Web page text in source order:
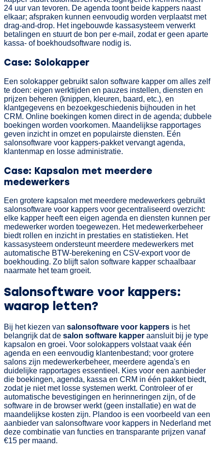
24 uur van tevoren. De agenda toont beide kappers naast
elkaar; afspraken kunnen eenvoudig worden verplaatst met
drag-and-drop. Het ingebouwde kassasysteem verwerkt
betalingen en stuurt de bon per e-mail, zodat er geen aparte
kassa- of boekhoudsoftware nodig is.
Case: Solokapper
Een solokapper gebruikt salon software kapper om alles zelf
te doen: eigen werktijden en pauzes instellen, diensten en
prijzen beheren (knippen, kleuren, baard, etc.), en
klantgegevens en bezoekgeschiedenis bijhouden in het
CRM. Online boekingen komen direct in de agenda; dubbele
boekingen worden voorkomen. Maandelijkse rapportages
geven inzicht in omzet en populairste diensten. Eén
salonsoftware voor kappers-pakket vervangt agenda,
klantenmap en losse administratie.
Case: Kapsalon met meerdere
medewerkers
Een grotere kapsalon met meerdere medewerkers gebruikt
salonsoftware voor kappers voor gecentraliseerd overzicht:
elke kapper heeft een eigen agenda en diensten kunnen per
medewerker worden toegewezen. Het medewerkerbeheer
biedt rollen en inzicht in prestaties en statistieken. Het
kassasysteem ondersteunt meerdere medewerkers met
automatische BTW-berekening en CSV-export voor de
boekhouding. Zo blijft salon software kapper schaalbaar
naarmate het team groeit.
Salonsoftware voor kappers:
waarop letten?
Bij het kiezen van salonsoftware voor kappers is het
belangrijk dat de salon software kapper aansluit bij je type
kapsalon en groei. Voor solokappers volstaat vaak één
agenda en een eenvoudig klantenbestand; voor grotere
salons zijn medewerkerbeheer, meerdere agenda's en
duidelijke rapportages essentieel. Kies voor een aanbieder
die boekingen, agenda, kassa en CRM in één pakket biedt,
zodat je niet met losse systemen werkt. Controleer of er
automatische bevestigingen en herinneringen zijn, of de
software in de browser werkt (geen installatie) en wat de
maandelijkse kosten zijn. Plandoo is een voorbeeld van een
aanbieder van salonsoftware voor kappers in Nederland met
deze combinatie van functies en transparante prijzen vanaf
€15 per maand.